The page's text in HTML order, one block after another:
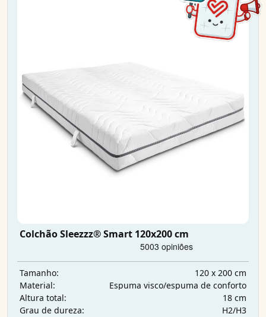
Colchão Sleezzz® Smart 120x200 cm
Tamanho:
120 x 200 cm
Material:
Espuma visco/espuma de conforto
Altura total:
18 cm
Grau de dureza:
H2/H3